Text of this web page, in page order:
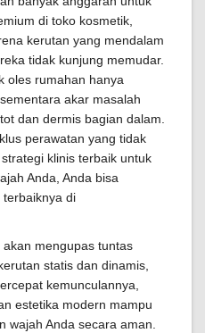
di toko kosmetik,
kerutan yang mendalam
tidak kunjung memudar.
oles rumahan hanya
akar masalah
dan dermis bagian dalam.
perawatan yang tidak
klinis terbaik untuk
Anda, Anda bisa
terbaiknya di
mengupas tuntas
statis dan dinamis,
kemunculannya,
estetika modern mampu
wajah Anda secara aman.